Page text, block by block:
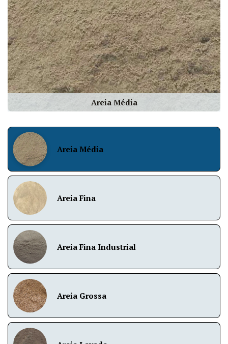
Areia Média
Areia Média
Areia Fina
Areia Fina Industrial
Areia Grossa